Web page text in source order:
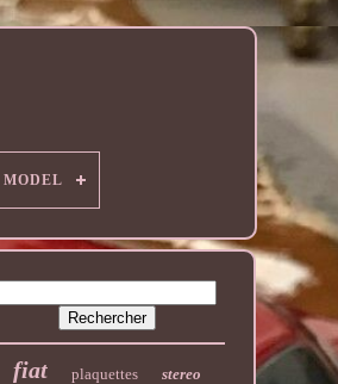
MODEL
fiat plaquettes stereo